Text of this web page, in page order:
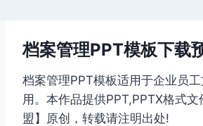
档案管理PPT模板下载
档案管理PPT模板适用于企业员
用。本作品提供PPT,PPTX格式
盟】原创，转载请注明出处!